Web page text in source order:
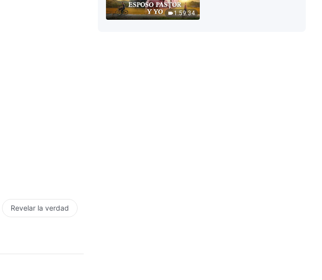
Revelar la verdad
1:59:34